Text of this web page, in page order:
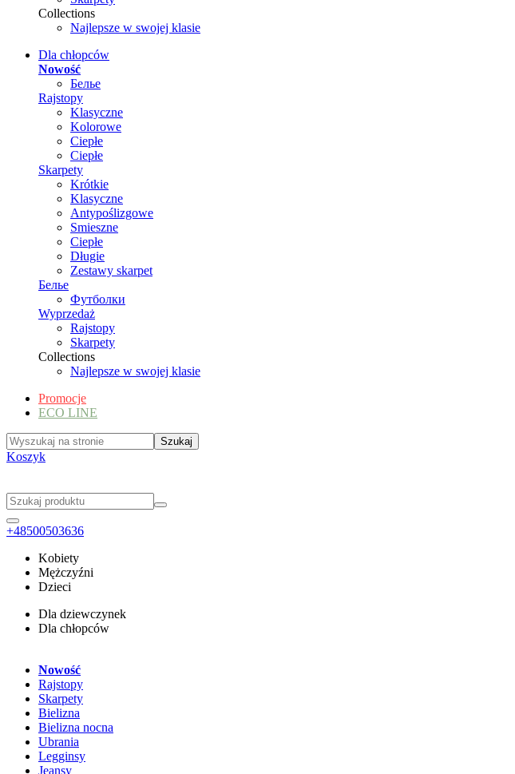
Collections
Najlepsze w swojej klasie
Dla chłopców
Nowość
Белье
Rajstopy
Klasyczne
Kolorowe
Ciepłe
Ciepłe
Skarpety
Krótkie
Klasyczne
Antypoślizgowe
Smieszne
Ciepłe
Długie
Zestawy skarpet
Белье
Футболки
Wyprzedaż
Rajstopy
Skarpety
Collections
Najlepsze w swojej klasie
Promocje
ECO LINE
Koszyk
+48500503636
Kobiety
Mężczyźni
Dzieci
Dla dziewczynek
Dla chłopców
Nowość
Rajstopy
Skarpety
Bielizna
Bielizna nocna
Ubrania
Legginsy
Jeansy